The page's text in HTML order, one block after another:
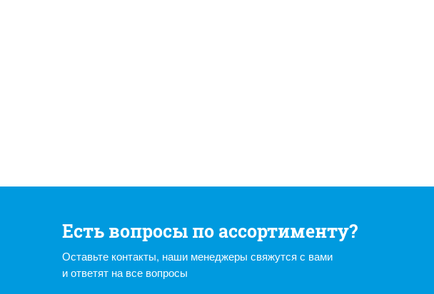
Есть вопросы по ассортименту?
Оставьте контакты, наши менеджеры свяжутся с вами
и ответят на все вопросы